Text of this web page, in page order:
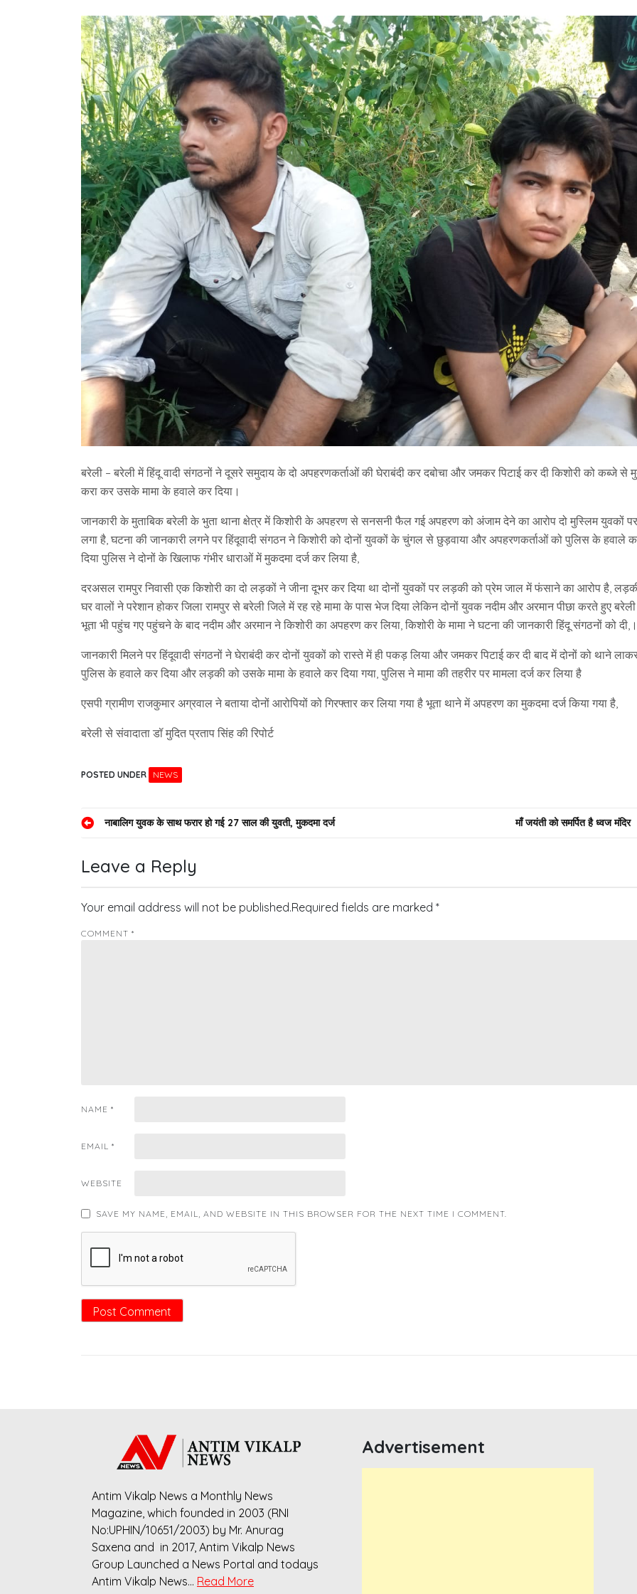
बरेली – बरेली में हिंदू वादी संगठनों ने दूसरे समुदाय के दो अपहरणकर्ताओं की घेराबंदी कर दबोचा और जमकर पिटाई कर दी किशोरी को कब्जे से
करा कर उसके मामा के हवाले कर दिया।
जानकारी के मुताबिक बरेली के भुता थाना क्षेत्र में किशोरी के अपहरण से सनसनी फैल गई अपहरण को अंजाम देने का आरोप दो मुस्लिम युवकों पर
लगा है, घटना की जानकारी लगने पर हिंदूवादी संगठन ने किशोरी को दोनों युवकों के चुंगल से छुड़वाया और अपहरणकर्ताओं को पुलिस के हवाले
दिया पुलिस ने दोनों के खिलाफ गंभीर धाराओं में मुकदमा दर्ज कर लिया है,
दरअसल रामपुर निवासी एक किशोरी का दो लड़कों ने जीना दूभर कर दिया था दोनों युवकों पर लड़की को प्रेम जाल में फंसाने का आरोप है,
घर वालों ने परेशान होकर जिला रामपुर से बरेली जिले में रह रहे मामा के पास भेज दिया लेकिन दोनों युवक नदीम और अरमान पीछा करते हुए
भूता भी पहुंच गए पहुंचने के बाद नदीम और अरमान ने किशोरी का अपहरण कर लिया, किशोरी के मामा ने घटना की जानकारी हिंदू संगठनों को दी,।
जानकारी मिलने पर हिंदूवादी संगठनों ने घेराबंदी कर दोनों युवकों को रास्ते में ही पकड़ लिया और जमकर पिटाई कर दी बाद में दोनों को थाने
पुलिस के हवाले कर दिया और लड़की को उसके मामा के हवाले कर दिया गया, पुलिस ने मामा की तहरीर पर मामला दर्ज कर लिया है
एसपी ग्रामीण राजकुमार अग्रवाल ने बताया दोनों आरोपियों को गिरफ्तार कर लिया गया है भूता थाने में अपहरण का मुकदमा दर्ज किया गया है,
बरेली से संवादाता डॉ मुदित प्रताप सिंह की रिपोर्ट
POSTED UNDER NEWS
Post
navigation
नाबालिग युवक के साथ फरार हो गई 27 साल की युवती, मुकदमा दर्ज माँ जयंती को समर्पित है ध्वज मंदिर
Leave a Reply
Your email address will not be published.Required fields are marked *
COMMENT *
NAME *
EMAIL *
WEBSITE
SAVE MY NAME, EMAIL, AND WEBSITE IN THIS BROWSER FOR THE NEXT TIME I COMMENT.
Antim Vikalp News a Monthly News
Magazine, which founded in 2003 (RNI
No:UPHIN/10651/2003) by Mr. Anurag
Saxena and in 2017, Antim Vikalp News
Group Launched a News Portal and todays
Antim Vikalp News… Read More
Advertisement